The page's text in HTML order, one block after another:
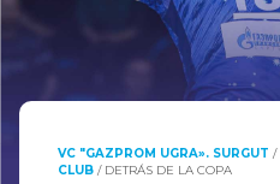
VC "GAZPROM UGRA». SURGUT /
CLUB / DETRÁS DE LA COPA